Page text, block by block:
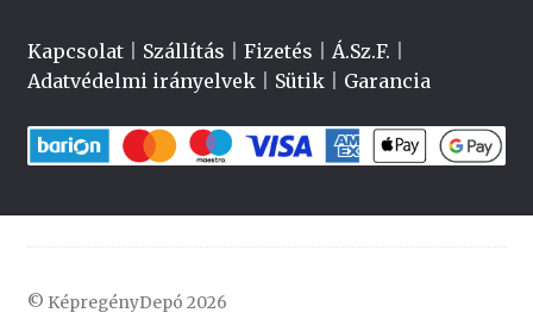
Kapcsolat| Szállítás Fizetés Á.Sz.F.
Adatvédelmi irányelvek| Sütik| Garancia
© KépregényDepó 2026